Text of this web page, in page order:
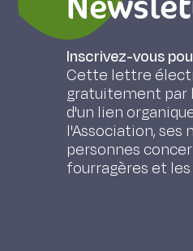
PERET C.,
de Nouvelle-
Prix : 10 €
Inscrivez-vous
Cette lettre
gratuitement par
d'un lien
l'Association,
personnes
fourragères et